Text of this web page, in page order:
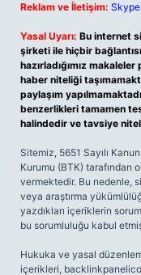
Reklam ve İletişim:
Yasal Uyarı: Bu internet
şirketi ile hiçbir
hazırladığımız
haber niteliği
paylaşım
benzerlikleri tamamen
halindedir ve tavsiye
Sitemiz, 5651 Sayılı
Kurumu (BTK) tarafından
vermektedir. Bu nedenle,
veya araştırma
yazdıkları içeriklerin
bu sorumluluğu kabul
Hukuka ve yasal
içerikleri,